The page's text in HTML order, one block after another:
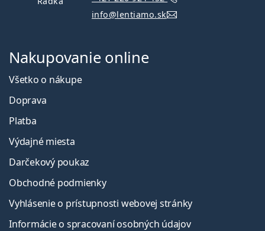
info@lentiamo.sk
Nakupovanie online
Všetko o nákupe
Doprava
Platba
Výdajné miesta
Darčekový poukaz
Obchodné podmienky
Vyhlásenie o prístupnosti webovej stránky
Informácie o spracovaní osobných údajov